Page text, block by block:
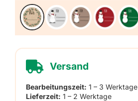
Versand
Bearbeitungszeit: 1 – 3 Werktage
Lieferzeit: 1 – 2 Werktage